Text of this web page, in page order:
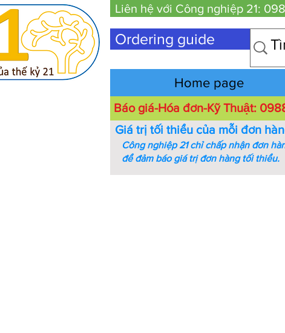
Liên hệ với Công nghiệp 21:
Ordering guide
Home page
Báo giá-Hóa đơn-Kỹ Thuật:
Giá trị tối thiểu của mỗi đơn
Công nghiệp 21 chỉ chấp nhận đơn
để đảm báo giá trị đơn hàng tối thiểu.